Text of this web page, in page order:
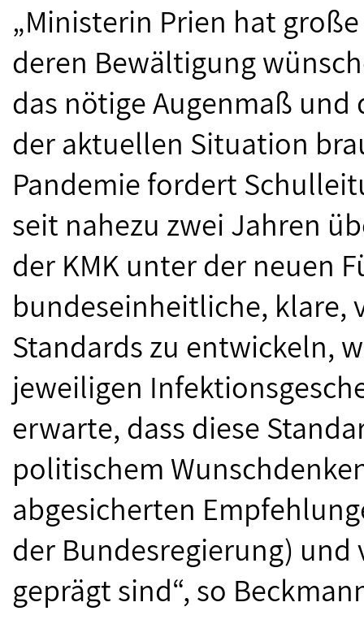
„Ministerin Prien hat
deren Bewältigung
das nötige Augenmaß
der aktuellen Situation
Pandemie fordert
seit nahezu zwei Jahren
der KMK unter der neuen
bundeseinheitliche, klare,
Standards zu entwickeln,
jeweiligen
erwarte, dass diese
politischem
abgesicherten
der Bundesregierung)
geprägt sind“, so